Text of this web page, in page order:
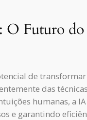
Futuro do
de
das
humanas, a
e garantindo